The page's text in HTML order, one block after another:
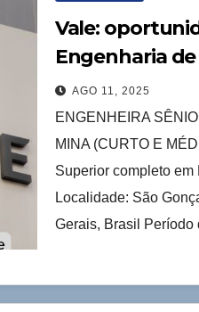
Vale:
Engenharia
AGO 11, 2025
ENGENHEIRA
MINA (CURTO E
Superior completo
Localidade: São
Gerais, Brasil